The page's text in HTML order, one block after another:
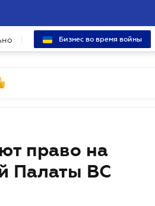
Бизнес во время войны
право на
Палаты ВС